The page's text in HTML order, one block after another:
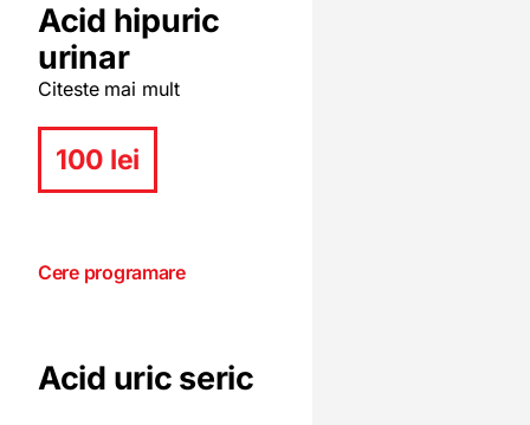
Acid hipuric
urinar
Citeste mai mult
100 lei
Cere programare
Acid uric seric